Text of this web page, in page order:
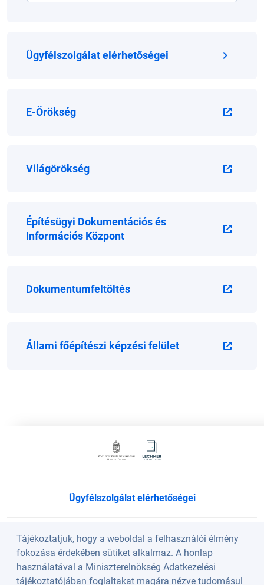
Tájékoztatjuk, hogy a weboldal a felhasználói élmény
fokozása érdekében sütiket alkalmaz. A honlap
használatával a Miniszterelnökség Adatkezelési
tájékoztatójában foglaltakat magára nézve tudomásul
Ügyfélszolgálat elérhetőségei
E-Örökség
Világörökség
Építésügyi Dokumentációs és
Információs Központ
Dokumentumfeltöltés
Állami főépítészi képzési felület
Ügyfélszolgálat elérhetőségei
Süti beállítások
Köszöntő